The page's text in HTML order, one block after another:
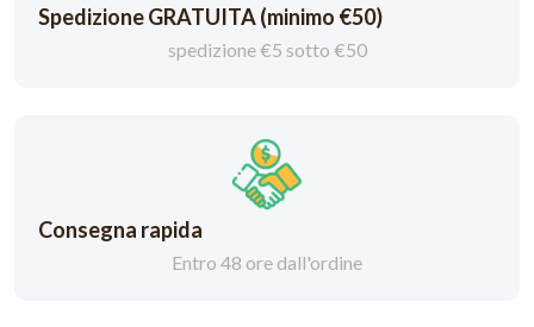
Spedizione GRATUITA (minimo €50)
spedizione €5 sotto €50
Consegna rapida
Entro 48 ore dall'ordine